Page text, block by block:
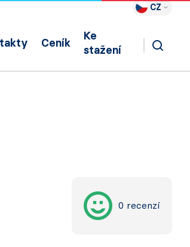
CZ
Ceník
Ke
stažení
0 recenzí